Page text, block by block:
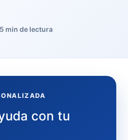
5 min de lectura
con tu